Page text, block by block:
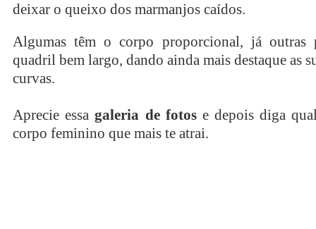
deixar o queixo dos marmanjos caídos.
Algumas têm o corpo proporcional, já outras
quadril bem largo, dando ainda mais destaque as
curvas.
Aprecie essagaleria de fotose depois diga
corpo feminino que mais te atrai.